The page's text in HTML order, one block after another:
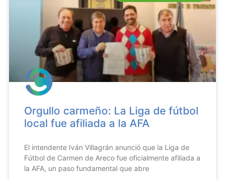
Orgullo carmeño: La Liga de fútbol
local fue afiliada a la AFA
El intendente Iván Villagrán anunció que la Liga de
Fútbol de Carmen de Areco fue oficialmente afiliada a
la AFA, un paso fundamental que abre